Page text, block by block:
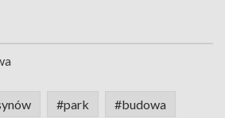
#park #budowa